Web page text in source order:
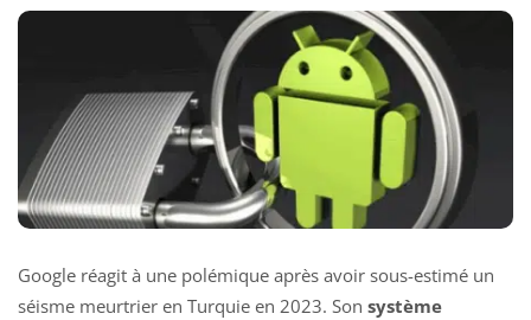
Google réagit à une polémique après avoir sous-estimé un
séisme meurtrier en Turquie en 2023. Son système